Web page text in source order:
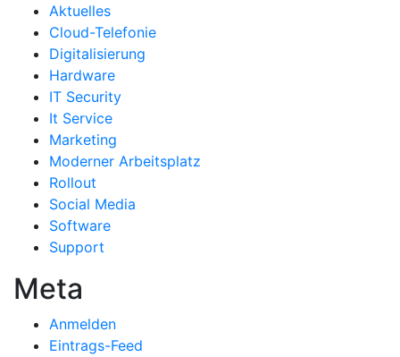
Aktuelles
Cloud-Telefonie
Digitalisierung
Hardware
IT Security
It Service
Marketing
Moderner Arbeitsplatz
Rollout
Social Media
Software
Support
Meta
Anmelden
Eintrags-Feed